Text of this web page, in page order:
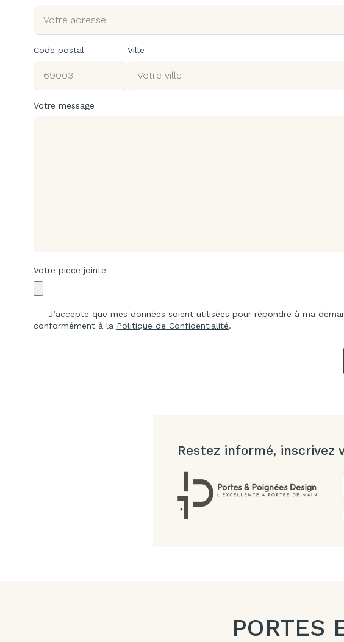
Code postal Ville
Votre message
Votre pièce jointe
J’accepte que mes données soient utilisées pour répondre à ma
conformément à la Politique de Confidentialité.
Restez informé,
PORTES